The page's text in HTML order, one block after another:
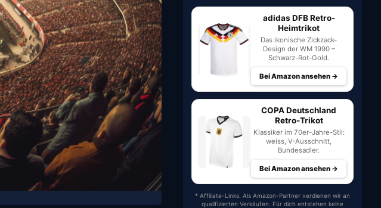
adidas DFB Retro-
Heimtrikot
Das ikonische Zickzack-
Design der WM 1990 –
Schwarz-Rot-Gold.
Bei Amazon ansehen →
COPA Deutschland
Retro-Trikot
Klassiker im 70er-Jahre-Stil:
weiss, V-Ausschnitt,
Bundesadler.
Bei Amazon ansehen →
* Affiliate-Links. Als Amazon-Partner verdienen wir an
qualifizierten Verkäufen. Für dich entstehen keine